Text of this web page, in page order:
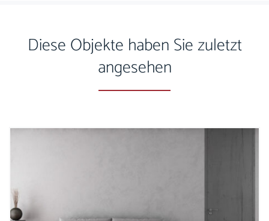
Diese Objekte haben Sie zuletzt
angesehen